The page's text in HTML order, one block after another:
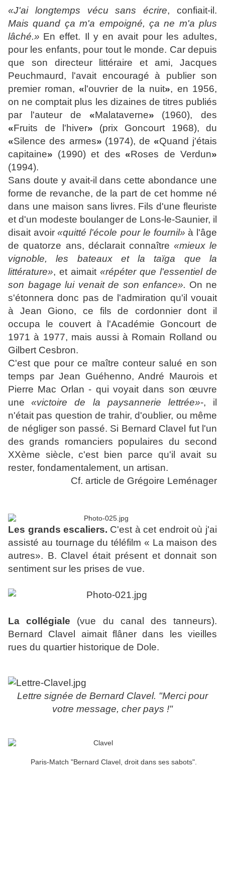
«J'ai longtemps vécu sans écrire, confiait-il.
Mais quand ça m'a empoigné, ça ne m'a plus
lâché.» En effet. Il y en avait pour les adultes,
pour les enfants, pour tout le monde. Car depuis
que son directeur littéraire et ami, Jacques
Peuchmaurd, l'avait encouragé à publier son
premier roman, «l'ouvrier de la nuit», en 1956,
on ne comptait plus les dizaines de titres publiés
par l'auteur de
«Malataverne»
(1960), des
«Fruits de l'hiver»
(prix Goncourt 1968), du
«Silence des armes» (1974), de «Quand j'étais
capitaine» (1990) et des «Roses de Verdun»
(1994).
Sans doute y avait-il dans cette abondance une
forme de revanche, de la part de cet homme né
dans une maison sans livres. Fils d'une fleuriste
et d'un modeste boulanger de Lons-le-Saunier, il
disait avoir «quitté l'école pour le fournil» à l'âge
de quatorze ans, déclarait connaître «mieux le
vignoble, les bateaux et la taïga que la
littérature», et aimait «répéter que l'essentiel de
son bagage lui venait de son enfance». On ne
s'étonnera donc pas de l'admiration qu'il vouait
à Jean Giono, ce fils de cordonnier dont il
occupa le couvert à l'Académie Goncourt de
1971 à 1977, mais aussi à Romain Rolland ou
Gilbert Cesbron.
C'est que pour ce maître conteur salué en son
temps par Jean Guéhenno, André Maurois et
Pierre Mac Orlan - qui voyait dans son œuvre
une
«victoire de la paysannerie lettrée»-, il
n'était pas question de trahir, d'oublier, ou même
de négliger son passé. Si Bernard Clavel fut l'un
des grands romanciers populaires du second
XXème siècle, c'est bien parce qu'il avait su
rester, fondamentalement, un artisan.
Cf. article de Grégoire Leménager
Les grands escaliers. C'est à cet endroit où j'ai
assisté au tournage du téléfilm « La maison des
autres». B. Clavel était présent et donnait son
sentiment sur les prises de vue.
La collégiale
(vue du canal des tanneurs).
Bernard Clavel aimait flâner dans les vieilles
rues du quartier historique de Dole.
Lettre signée de Bernard Clavel. "Merci pour
votre message, cher pays !"
Paris-Match "Bernard Clavel, droit dans ses sabots".